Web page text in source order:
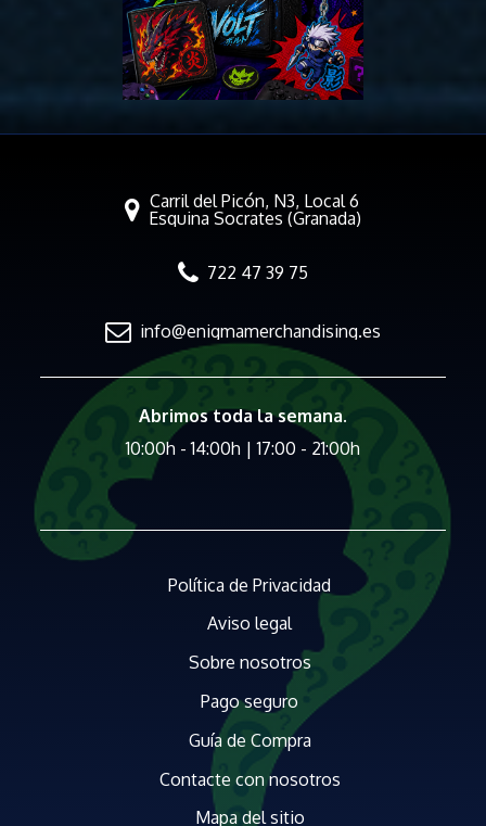
Carril del Picón, N3, Local 6
Esquina Socrates (Granada)
722 47 39 75
info@enigmamerchandising.es
Abrimos toda la semana.
10:00h - 14:00h | 17:00 - 21:00h
Política de Privacidad
Aviso legal
Sobre nosotros
Pago seguro
Guía de Compra
Contacte con nosotros
Mapa del sitio